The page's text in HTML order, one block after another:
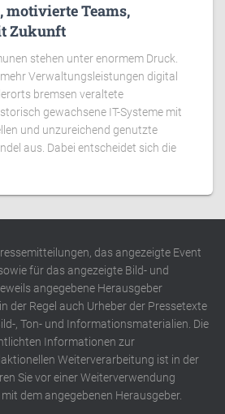
motivierte Teams,
Zukunft
stehen unter enormem Druck.
Verwaltungsleistungen digital
bremsen veraltete
gewachsene IT-Systeme mit
und unzureichend genutzte
aus. Dabei entscheidet sich die
das angezeigte Event
für das angezeigte Bild- und
angegebene Herausgeber
der Regel auch Urheber der Pressetexte
, Ton- und Informationsmaterialien. Die
Informationen zur
Weiterverarbeitung ist in der
Sie vor einer Weiterverwendung
dem angegebenen Herausgeber.